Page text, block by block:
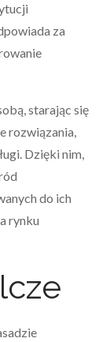
za
starając się
rozwiązania,
Dzięki nim,
do ich
rynku